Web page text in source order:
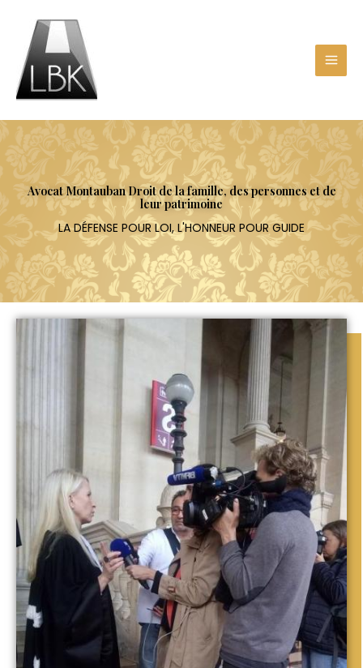
contenu
Avocat Montauban Droit de la famille, des personnes et de
leur patrimoine
LA DÉFENSE POUR LOI, L'HONNEUR POUR GUIDE